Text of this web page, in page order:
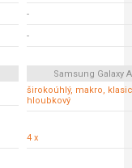
-
-
Samsung Galaxy
širokoúhlý, makro,
hloubkový
4 x